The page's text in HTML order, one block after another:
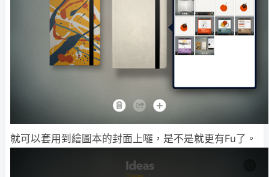
就可以套用到繪圖本的封面上囉，是不是就更有Fu了。